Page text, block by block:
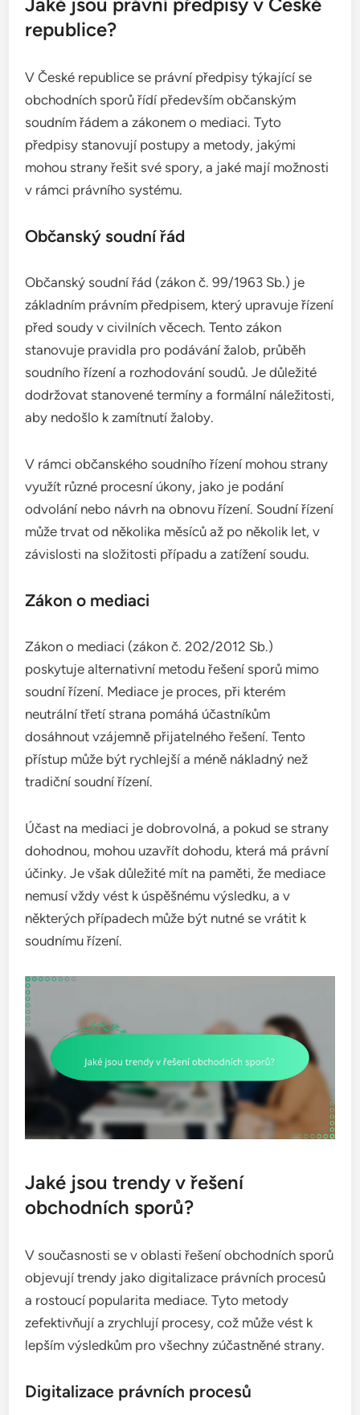
republice?
V České republice se právní předpisy týkající se
obchodních sporů řídí především občanským
soudním řádem a zákonem o mediaci. Tyto
předpisy stanovují postupy a metody, jakými
mohou strany řešit své spory, a jaké mají možnosti
v rámci právního systému.
Občanský soudní řád
Občanský soudní řád (zákon č. 99/1963 Sb.) je
základním právním předpisem, který upravuje řízení
před soudy v civilních věcech. Tento zákon
stanovuje pravidla pro podávání žalob, průběh
soudního řízení a rozhodování soudů. Je důležité
dodržovat stanovené termíny a formální náležitosti,
aby nedošlo k zamítnutí žaloby.
V rámci občanského soudního řízení mohou strany
využít různé procesní úkony, jako je podání
odvolání nebo návrh na obnovu řízení. Soudní řízení
může trvat od několika měsíců až po několik let, v
závislosti na složitosti případu a zatížení soudu.
Zákon o mediaci
Zákon o mediaci (zákon č. 202/2012 Sb.)
poskytuje alternativní metodu řešení sporů mimo
soudní řízení. Mediace je proces, při kterém
neutrální třetí strana pomáhá účastníkům
dosáhnout vzájemně přijatelného řešení. Tento
přístup může být rychlejší a méně nákladný než
tradiční soudní řízení.
Účast na mediaci je dobrovolná, a pokud se strany
dohodnou, mohou uzavřít dohodu, která má právní
účinky. Je však důležité mít na paměti, že mediace
nemusí vždy vést k úspěšnému výsledku, a v
některých případech může být nutné se vrátit k
soudnímu řízení.
Jaké jsou trendy v řešení
obchodních sporů?
V současnosti se v oblasti řešení obchodních sporů
objevují trendy jako digitalizace právních procesů
a rostoucí popularita mediace. Tyto metody
zefektivňují a zrychlují procesy, což může vést k
lepším výsledkům pro všechny zúčastněné strany.
Digitalizace právních procesů